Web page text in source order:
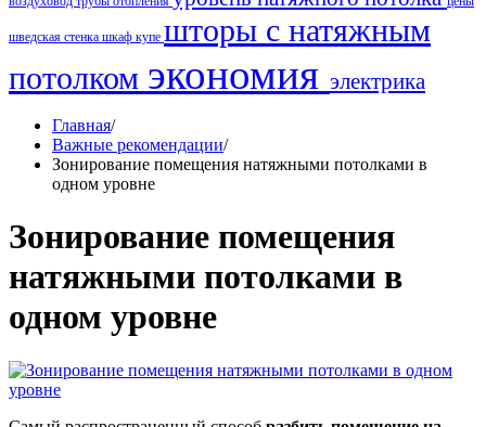
шведская стенка шкаф купе шторы с натяжным
потолком экономия электрика
Главная/
Важные рекомендации/
Зонирование помещения натяжными потолками в
одном уровне
Зонирование помещения
натяжными потолками в
одном уровне